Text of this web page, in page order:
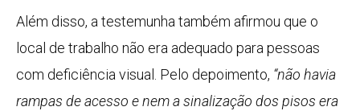
Além disso, a testemunha também afirmou que o
local de trabalho não era adequado para pessoas
com deficiência visual. Pelo depoimento, “não havia
rampas de acesso e nem a sinalização dos pisos era